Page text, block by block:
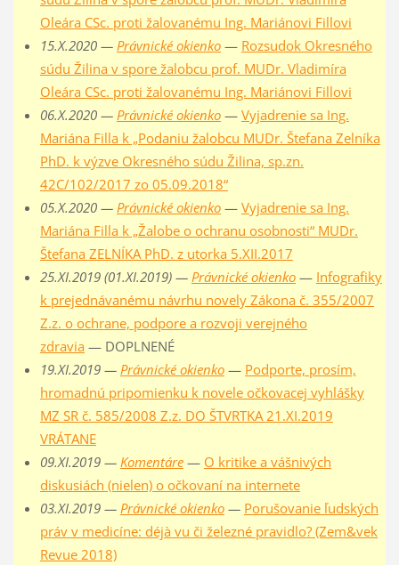
Oleára CSc. proti žalovanému Ing. Mariánovi Fillovi
15.X.2020 — Právnické okienko— Rozsudok Okresného
súdu Žilina v spore žalobcu prof. MUDr. Vladimíra
Oleára CSc. proti žalovanému Ing. Mariánovi Fillovi
06.X.2020 — Právnické okienko— Vyjadrenie sa Ing.
Mariána Filla k „Podaniu žalobcu MUDr. Štefana Zelníka
PhD. k výzve Okresného súdu Žilina, sp.zn.
42C/102/2017 zo 05.09.2018“
05.X.2020 — Právnické okienko— Vyjadrenie sa Ing.
Mariána Filla k „Žalobe o ochranu osobnosti“ MUDr.
Štefana ZELNÍKA PhD. z utorka 5.XII.2017
25.XI.2019 (01.XI.2019) — Právnické okienko— Infografiky
k prejednávanému návrhu novely Zákona č. 355/2007
Z.z. o ochrane, podpore a rozvoji verejného
zdravia — DOPLNENÉ
19.XI.2019 — Právnické okienko— Podporte, prosím,
hromadnú pripomienku k novele očkovacej vyhlášky
MZ SR č. 585/2008 Z.z. DO ŠTVRTKA 21.XI.2019
VRÁTANE
09.XI.2019 — Komentáre— O kritike a vášnivých
diskusiách (nielen) o očkovaní na internete
03.XI.2019 — Právnické okienko— Porušovanie ľudských
práv v medicíne: déjà vu či železné pravidlo? (Zem&vek
Revue 2018)